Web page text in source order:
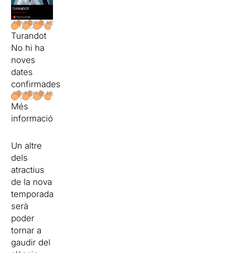
Turandot
No hi ha
noves
dates
confirmades
Més
informació
Un altre
dels
atractius
de la nova
temporada
serà
poder
tornar a
gaudir del